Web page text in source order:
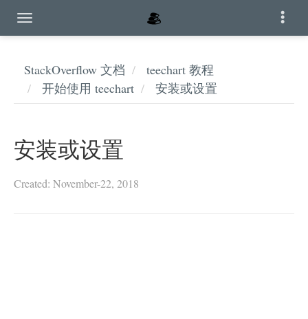
StackOverflow 文档
teechart 教程
开始使用 teechart
安装或设置
安装或设置
Created: November-22, 2018